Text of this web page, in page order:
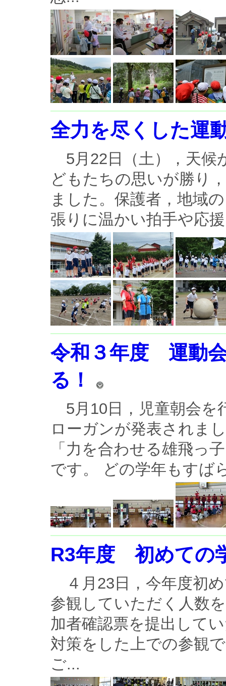
全力を尽くした運
5月22日（土），天候
どもたちの思いが勝り
ました。保護者，地域
張りに温かい拍手や応
令和３年度 運動
る！
5月10日，児童朝会を
ローガンが発表されま
「力を合わせる雄飛
です。 どの学年もすば
R3年度 初めての
４月23日，今年度初
参観していただく人数
加者確認票を提出して
対策をした上での参観
ご...